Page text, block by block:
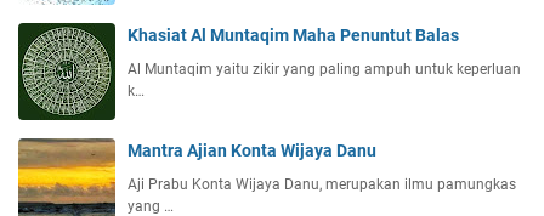
Khasiat Al Muntaqim Maha Penuntut Balas
Al Muntaqim yaitu zikir yang paling ampuh untuk keperluan
k…
Mantra Ajian Konta Wijaya Danu
Aji Prabu Konta Wijaya Danu, merupakan ilmu pamungkas
yang …